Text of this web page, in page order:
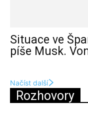
Situace ve
píše Musk.
Načíst další
Rozhovory